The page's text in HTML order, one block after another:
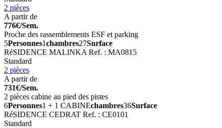
2 pièces
A partir de
776€/Sem.
Proche des rassemblements ESF et parking
5Personnes1chambres27Surface
RéSIDENCE MALINKA Ref. : MA0815
Standard
2 pièces
A partir de
731€/Sem.
2 pièces cabine au pied des pistes
6Personnes1 + 1 CABINEchambres36Surface
RéSIDENCE CEDRAT Ref. : CE0101
Standard